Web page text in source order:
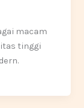
macam
tinggi